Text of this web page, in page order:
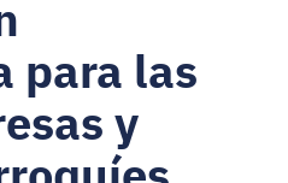
para las
y